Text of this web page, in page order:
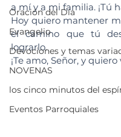
Oración del Día
Evangelio
Devociones y temas
NOVENAS
los cinco minutos del
Eventos Parroquiales
a mí y a mi familia. ¡Tú
Hoy quiero mantener
el camino que tú
lograrlo.
¡Te amo, Señor, y